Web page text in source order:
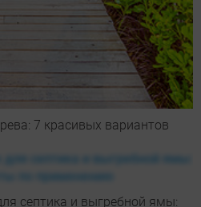
7 красивых вариантов
септика и выгребной ямы: